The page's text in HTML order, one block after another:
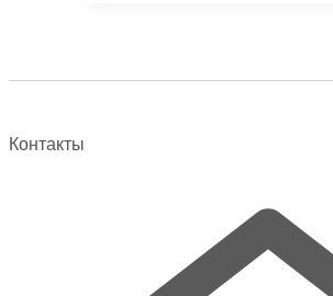
Опции
товара.
Контакты